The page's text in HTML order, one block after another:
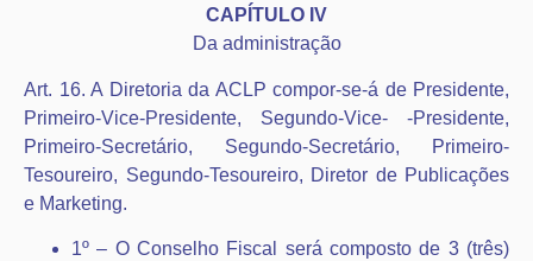
CAPÍTULO IV
Da administração
Art. 16. A Diretoria da ACLP compor-se-á de Presidente,
Primeiro-Vice-Presidente, Segundo-Vice- -Presidente,
Primeiro-Secretário, Segundo-Secretário, Primeiro-
Tesoureiro, Segundo-Tesoureiro, Diretor de Publicações
e Marketing.
1º – O Conselho Fiscal será composto de 3 (três)